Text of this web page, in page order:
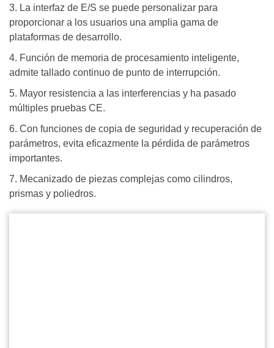
3. La interfaz de E/S se puede personalizar para
proporcionar a los usuarios una amplia gama de
plataformas de desarrollo.
4. Función de memoria de procesamiento inteligente,
admite tallado continuo de punto de interrupción.
5. Mayor resistencia a las interferencias y ha pasado
múltiples pruebas CE.
6. Con funciones de copia de seguridad y recuperación de
parámetros, evita eficazmente la pérdida de parámetros
importantes.
7. Mecanizado de piezas complejas como cilindros,
prismas y poliedros.